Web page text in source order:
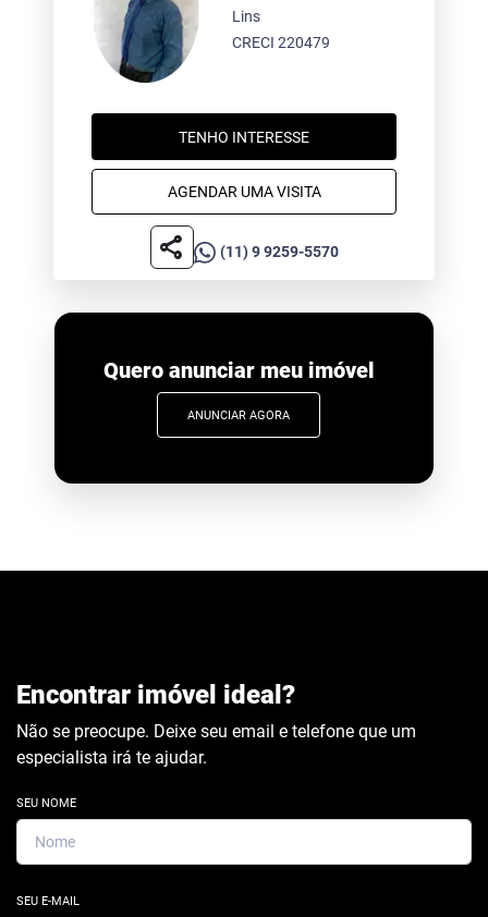
Lins
CRECI 220479
TENHO INTERESSE
AGENDAR UMA VISITA
share (11) 9 9259-5570
Quero anunciar meu imóvel
ANUNCIAR AGORA
Encontrar imóvel ideal?
Não se preocupe. Deixe seu email e telefone que um
especialista irá te ajudar.
SEU NOME
SEU E-MAIL